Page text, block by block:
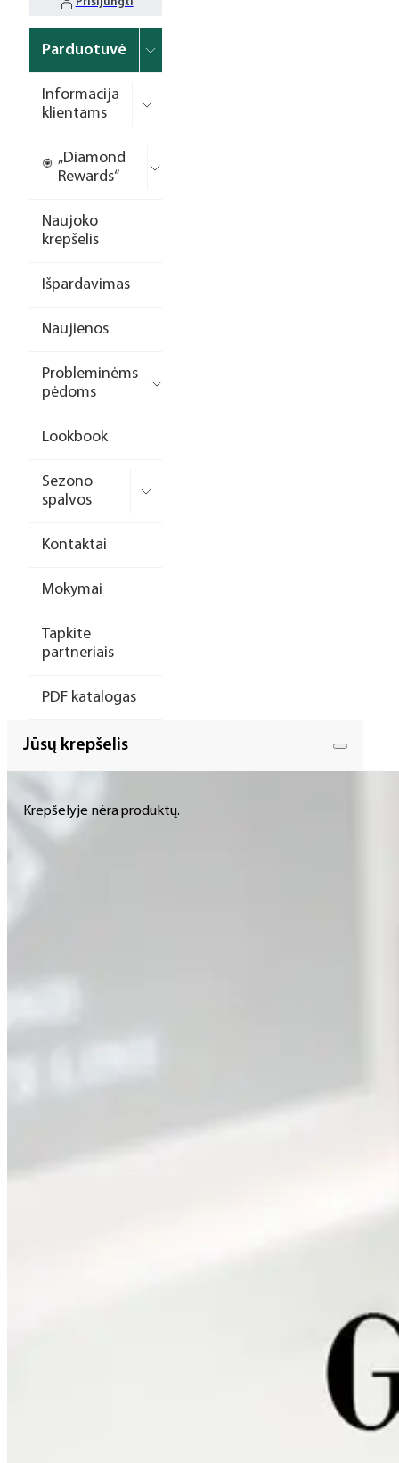
Parduotuvė
Informacija
klientams
„Diamond
Rewards“
Naujoko
krepšelis
Išpardavimas
Naujienos
Probleminėms
pėdoms
Lookbook
Sezono
spalvos
Kontaktai
Mokymai
Tapkite
partneriais
PDF katalogas
Jūsų krepšelis
Krepšelyje nėra produktų.